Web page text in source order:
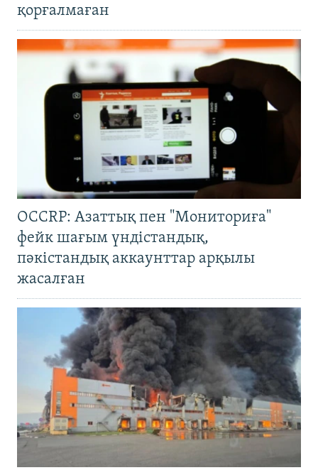
қорғалмаған
OCCRP: Азаттық пен "Мониториға"
фейк шағым үндістандық,
пәкістандық аккаунттар арқылы
жасалған